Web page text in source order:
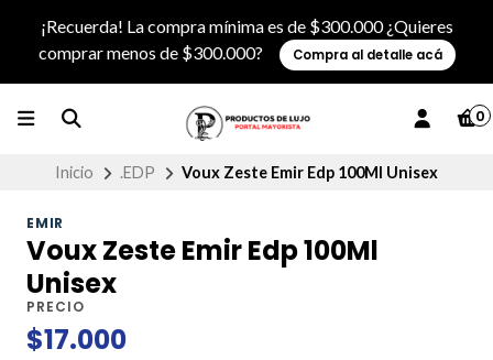
¡Recuerda! La compra mínima es de $300.000 ¿Quieres
comprar menos de $300.000?
Compra al detalle acá
0
Inicio .EDP Voux Zeste Emir Edp 100Ml Unisex
EMIR
Voux Zeste Emir Edp 100Ml
Unisex
PRECIO
$17.000